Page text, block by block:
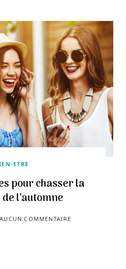
ETRE
pour chasser la
l’automne
AUCUN COMMENTAIRE